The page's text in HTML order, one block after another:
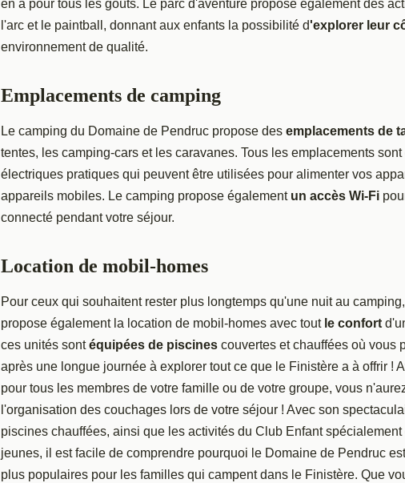
en a pour tous les goûts. Le parc d'aventure propose également des
l'arc et le paintball, donnant aux enfants la possibilité d'explorer leur
environnement de qualité.
Emplacements de camping
Le camping du Domaine de Pendruc propose des emplacements de
tentes, les camping-cars et les caravanes. Tous les emplacements sont
électriques pratiques qui peuvent être utilisées pour alimenter vos
appareils mobiles. Le camping propose également un accès Wi-Fi
connecté pendant votre séjour.
Location de mobil-homes
Pour ceux qui souhaitent rester plus longtemps qu'une nuit au
propose également la location de mobil-homes avec tout le confort
ces unités sontéquipées de piscines couvertes et chauffées où vous
après une longue journée à explorer tout ce que le Finistère a à offrir !
pour tous les membres de votre famille ou de votre groupe, vous
l'organisation des couchages lors de votre séjour ! Avec son
piscines chauffées, ainsi que les activités du Club Enfant
jeunes, il est facile de comprendre pourquoi le Domaine de Pendruc
plus populaires pour les familles qui campent dans le Finistère. Que